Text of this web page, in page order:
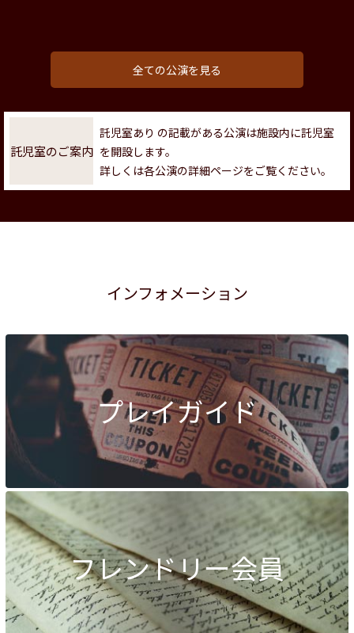
全ての公演を見る
託児室のご案内
託児室あり の記載がある公演は施設内に託児室
を開設します。
詳しくは各公演の詳細ページをご覧ください。
インフォメーション
プレイガイド
フレンドリー会員